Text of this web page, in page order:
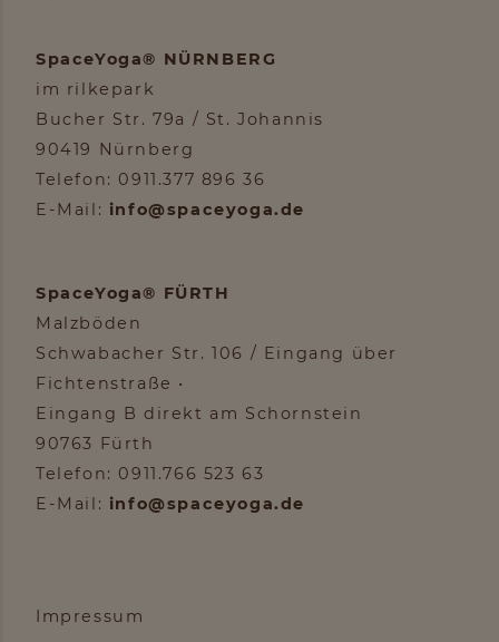
SpaceYoga® NÜRNBERG
im rilkepark
Bucher Str. 79a / St. Johannis
90419 Nürnberg
Telefon: 0911.377 896 36
E-Mail: info@spaceyoga.de
SpaceYoga® FÜRTH
Malzböden
Schwabacher Str. 106 / Eingang über
Fichtenstraße •
Eingang B direkt am Schornstein
90763 Fürth
Telefon: 0911.766 523 63
E-Mail: info@spaceyoga.de
Impressum